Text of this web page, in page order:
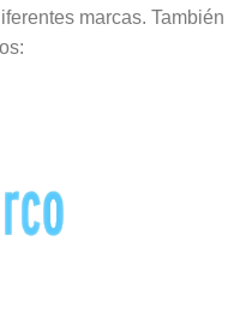
marcas. También